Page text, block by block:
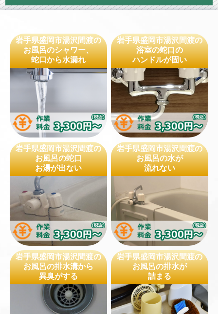
岩手県盛岡市湯沢間渡の
お風呂のシャワー、
蛇口から水漏れ
岩手県盛岡市湯沢間渡の
浴室の蛇口の
ハンドルが固い
岩手県盛岡市湯沢間渡の
お風呂の蛇口
お湯が出ない
岩手県盛岡市湯沢間渡の
お風呂の水が
流れない
岩手県盛岡市湯沢間渡の
お風呂の排水溝から
異臭がする
岩手県盛岡市湯沢間渡の
お風呂の排水が
詰まる